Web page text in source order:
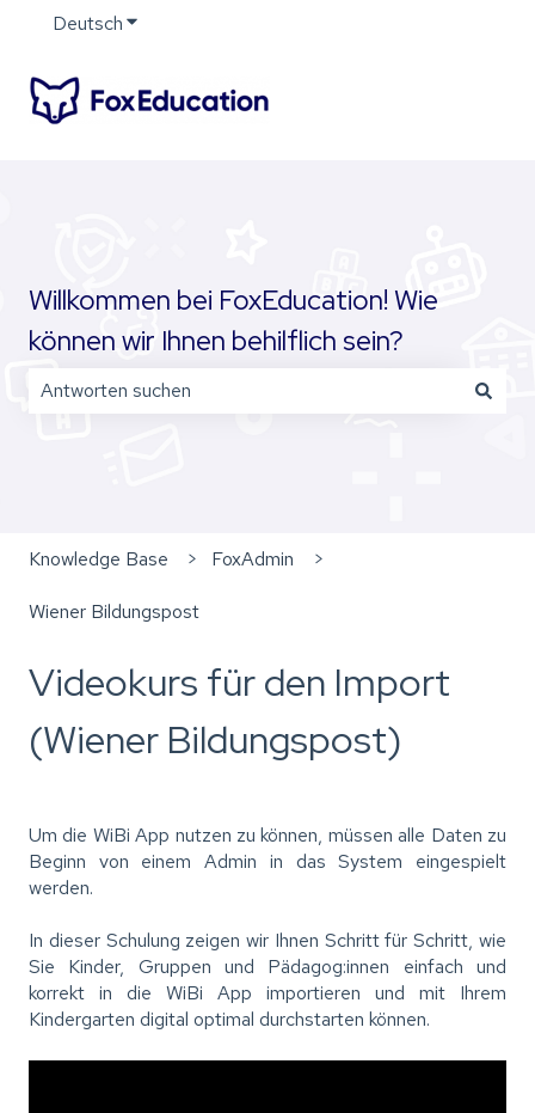
DeutschUntermenü für Übersetzungen anzeigen
Willkommen bei FoxEducation! Wie
können wir Ihnen behilflich sein?
Knowledge Base FoxAdmin
Wiener Bildungspost
Videokurs für den Import
(Wiener Bildungspost)
Um die WiBi App nutzen zu können, müssen alle Daten zu
Beginn von einem Admin in das System eingespielt
werden.
In dieser Schulung zeigen wir Ihnen Schritt für Schritt, wie
Sie Kinder, Gruppen und Pädagog:innen einfach und
korrekt in die WiBi App importieren und mit Ihrem
Kindergarten digital optimal durchstarten können.